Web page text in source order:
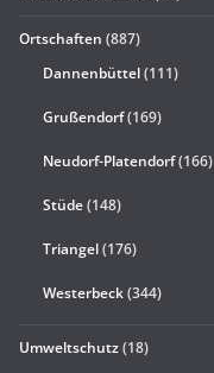
Ortschaften (887)
Dannenbüttel(111)
Grußendorf(169)
Neudorf-Platendorf(166)
Stüde(148)
Triangel(176)
Westerbeck(344)
Umweltschutz(18)